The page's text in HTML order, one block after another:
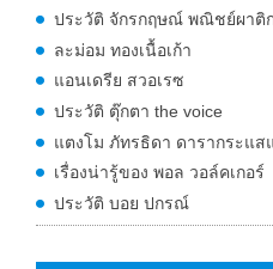
ประวัติ จักรกฤษณ์ พณิชย์ผาติ
ละม่อม ทองเนื้อเก้า
แอนเดรีย สวอเรซ
ประวัติ ตุ๊กตา the voice
แตงโม ภัทรธิดา ดารากระแส
เรื่องน่ารู้ของ พอล วอล์คเกอร์
ประวัติ บอย ปกรณ์